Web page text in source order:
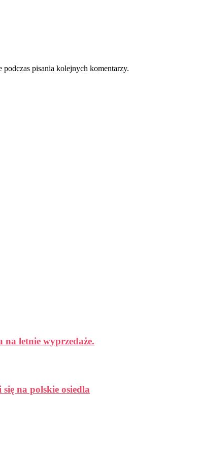
pisania kolejnych komentarzy.
na letnie wyprzedaże.
na polskie osiedla